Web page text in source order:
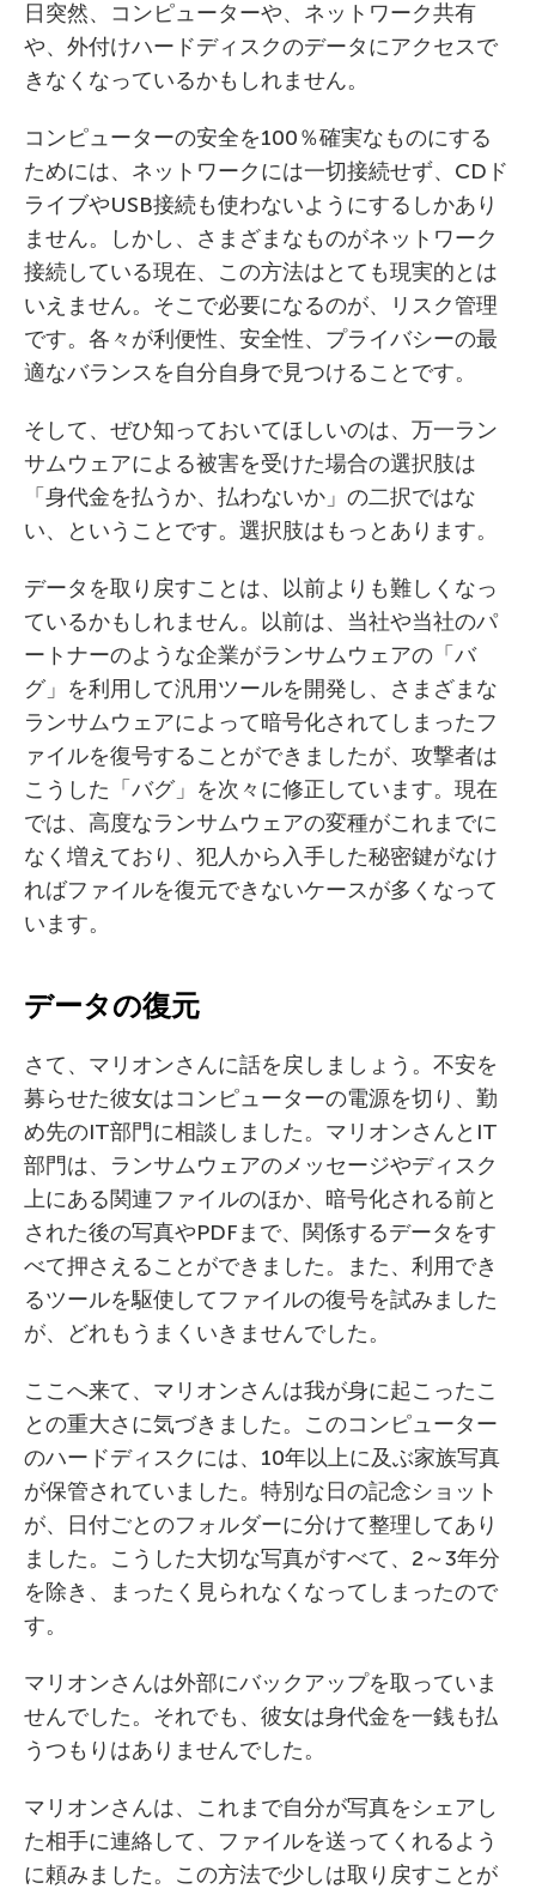
日突然、コンピューターや、ネットワーク共有
や、外付けハードディスクのデータにアクセスで
きなくなっているかもしれません。
コンピューターの安全を100％確実なものにする
ためには、ネットワークには一切接続せず、CDド
ライブやUSB接続も使わないようにするしかあり
ません。しかし、さまざまなものがネットワーク
接続している現在、この方法はとても現実的とは
いえません。そこで必要になるのが、リスク管理
です。各々が利便性、安全性、プライバシーの最
適なバランスを自分自身で見つけることです。
そして、ぜひ知っておいてほしいのは、万一ラン
サムウェアによる被害を受けた場合の選択肢は
「身代金を払うか、払わないか」の二択ではな
い、ということです。選択肢はもっとあります。
データを取り戻すことは、以前よりも難しくなっ
ているかもしれません。以前は、当社や当社のパ
ートナーのような企業がランサムウェアの「バ
グ」を利用して汎用ツールを開発し、さまざまな
ランサムウェアによって暗号化されてしまったフ
ァイルを復号することができましたが、攻撃者は
こうした「バグ」を次々に修正しています。現在
では、高度なランサムウェアの変種がこれまでに
なく増えており、犯人から入手した秘密鍵がなけ
ればファイルを復元できないケースが多くなって
います。
データの復元
さて、マリオンさんに話を戻しましょう。不安を
募らせた彼女はコンピューターの電源を切り、勤
め先のIT部門に相談しました。マリオンさんとIT
部門は、ランサムウェアのメッセージやディスク
上にある関連ファイルのほか、暗号化される前と
された後の写真やPDFまで、関係するデータをす
べて押さえることができました。また、利用でき
るツールを駆使してファイルの復号を試みました
が、どれもうまくいきませんでした。
ここへ来て、マリオンさんは我が身に起こったこ
との重大さに気づきました。このコンピューター
のハードディスクには、10年以上に及ぶ家族写真
が保管されていました。特別な日の記念ショット
が、日付ごとのフォルダーに分けて整理してあり
ました。こうした大切な写真がすべて、2～3年分
を除き、まったく見られなくなってしまったので
す。
マリオンさんは外部にバックアップを取っていま
せんでした。それでも、彼女は身代金を一銭も払
うつもりはありませんでした。
マリオンさんは、これまで自分が写真をシェアし
た相手に連絡して、ファイルを送ってくれるよう
に頼みました。この方法で少しは取り戻すことが